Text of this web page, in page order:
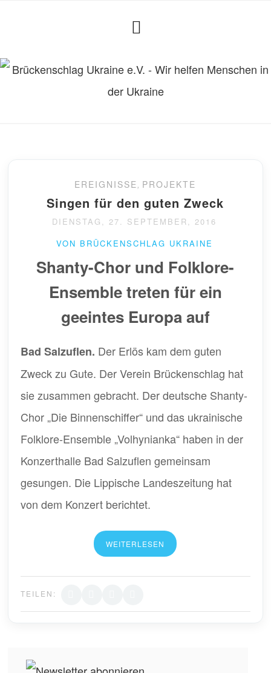
EREIGNISSE, PROJEKTE
Singen für den guten Zweck
DIENSTAG, 27. SEPTEMBER, 2016
VON BRÜCKENSCHLAG UKRAINE
Shanty-Chor und Folklore-
Ensemble treten für ein
geeintes Europa auf
Bad Salzuflen. Der Erlös kam dem guten
Zweck zu Gute. Der Verein Brückenschlag hat
sie zusammen gebracht. Der deutsche Shanty-
Chor „Die Binnenschiffer“ und das ukrainische
Folklore-Ensemble „Volhynianka“ haben in der
Konzerthalle Bad Salzuflen gemeinsam
gesungen. Die Lippische Landeszeitung hat
von dem Konzert berichtet.
WEITERLESEN
TEILEN: